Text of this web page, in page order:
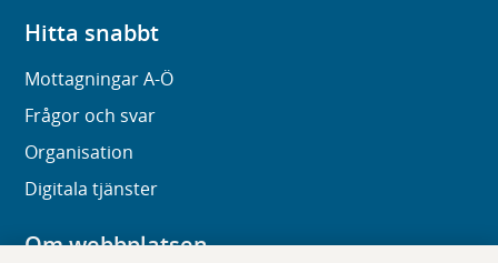
Hitta snabbt
Mottagningar A-Ö
Frågor och svar
Organisation
Digitala tjänster
Om webbplatsen